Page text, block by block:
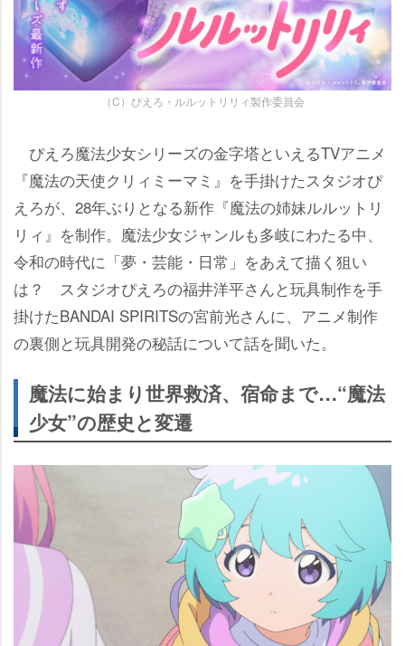
（C）ぴえろ・ルルットリリィ製作委員会
ぴえろ魔法少女シリーズの金字塔といえるTVアニメ
『魔法の天使クリィミーマミ』を手掛けたスタジオぴ
えろが、28年ぶりとなる新作『魔法の姉妹ルルットリ
リィ』を制作。魔法少女ジャンルも多岐にわたる中、
令和の時代に「夢・芸能・日常」をあえて描く狙い
は？ スタジオぴえろの福井洋平さんと玩具制作を手
掛けたBANDAI SPIRITSの宮前光さんに、アニメ制作
の裏側と玩具開発の秘話について話を聞いた。
魔法に始まり世界救済、宿命まで…“魔法
少女”の歴史と変遷